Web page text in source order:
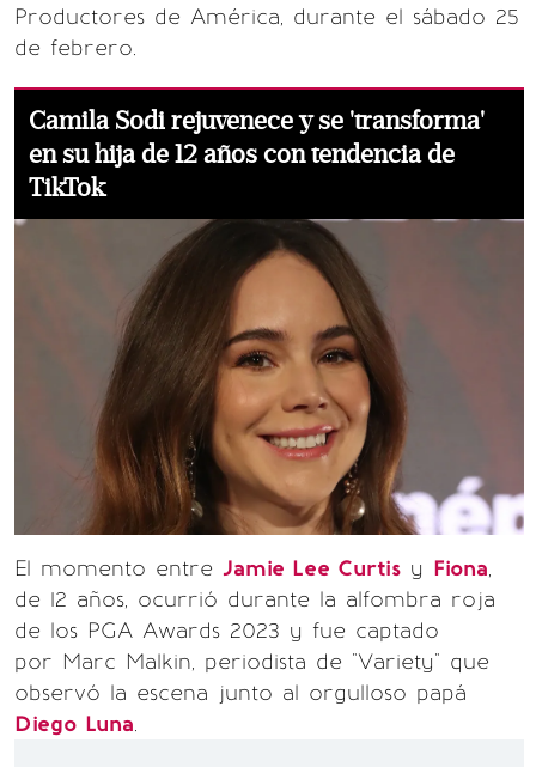
Productores de América, durante el sábado 25
de febrero.
Camila Sodi rejuvenece y se 'transforma'
en su hija de 12 años con tendencia de
TikTok
El momento entre Jamie Lee Curtis y Fiona,
de 12 años, ocurrió durante la alfombra roja
de los PGA Awards 2023 y fue captado
por Marc Malkin, periodista de "Variety" que
observó la escena junto al orgulloso papá
Diego Luna.